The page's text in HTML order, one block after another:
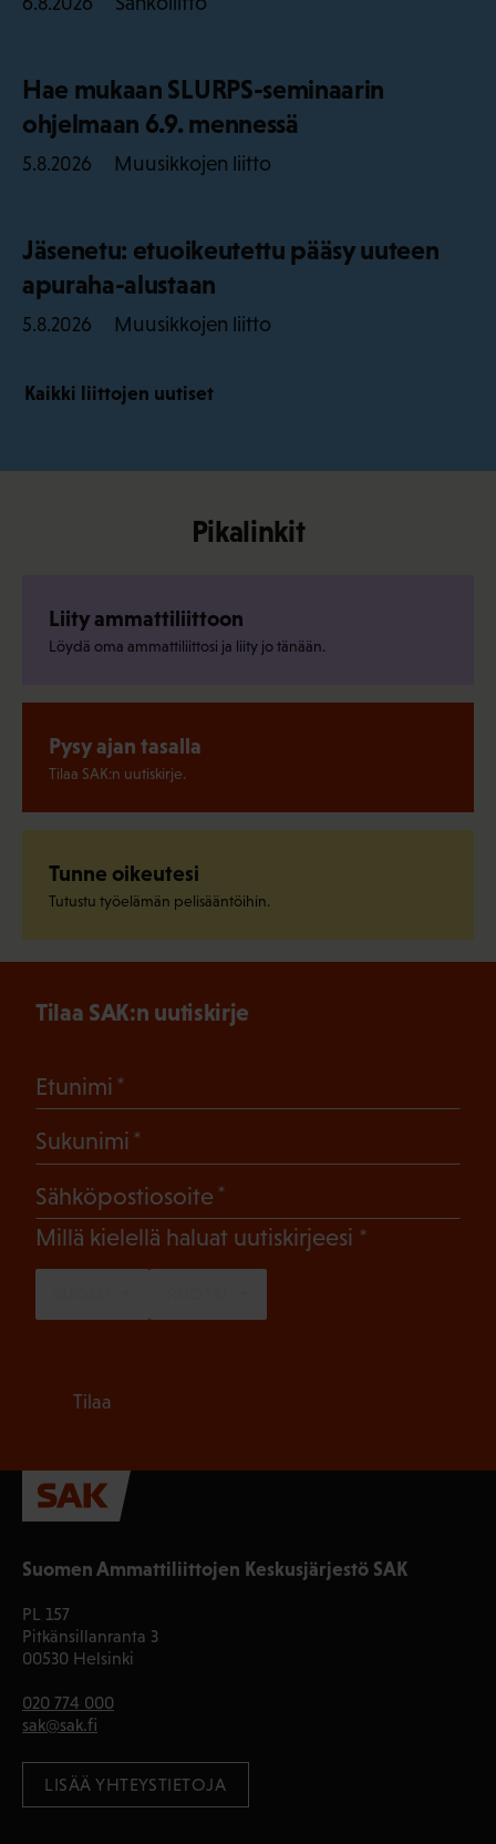
Hae mukaan SLURPS-seminaarin
ohjelmaan 6.9. mennessä
5.8.2026 Muusikkojen liitto
Jäsenetu: etuoikeutettu pääsy uuteen
apuraha-alustaan
5.8.2026 Muusikkojen liitto
Kaikki liittojen uutiset
Pikalinkit
Liity ammattiliittoon
Löydä oma ammattiliittosi ja liity jo tänään.
Pysy ajan tasalla
Tilaa SAK:n uutiskirje.
Tunne oikeutesi
Tutustu työelämän pelisääntöihin.
Suomen Ammattiliittojen Keskusjärjestö SAK
PL 157
Pitkänsillanranta 3
00530 Helsinki
020 774 000
sak@sak.fi
LISÄÄ YHTEYSTIETOJA
Tilaa SAK:n uutiskirje
Etunimi
Sukunimi
Sähköpostiosoite
Millä kielellä haluat uutiskirjeesi (Pakollinen)
Tilaa